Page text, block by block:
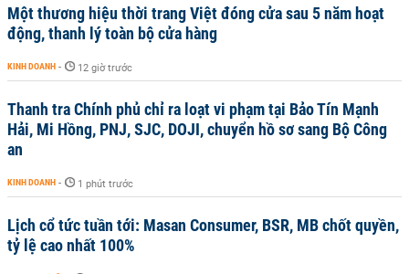
Một thương hiệu thời trang Việt đóng cửa sau 5 năm hoạt
động, thanh lý toàn bộ cửa hàng
KINH DOANH - 12 giờ trước
Thanh tra Chính phủ chỉ ra loạt vi phạm tại Bảo Tín Mạnh
Hải, Mi Hồng, PNJ, SJC, DOJI, chuyển hồ sơ sang Bộ Công
an
KINH DOANH - 1 phút trước
Lịch cổ tức tuần tới: Masan Consumer, BSR, MB chốt quyền,
tỷ lệ cao nhất 100%